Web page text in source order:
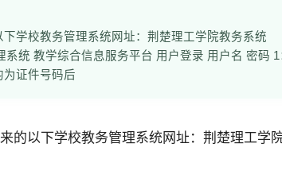
学校教务管理系统网址：荆楚理工学院教务系统
系统 教学综合信息服务平台 用户登录 用户名 密码
为证件号码后
的以下学校教务管理系统网址： 荆楚理工学